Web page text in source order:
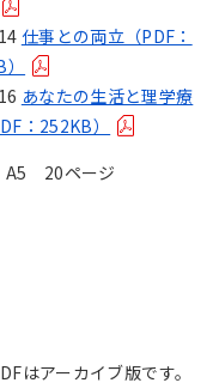
仕事との両立（PDF：
あなたの生活と理学療
：252KB）
A5 20ページ
はアーカイブ版です。